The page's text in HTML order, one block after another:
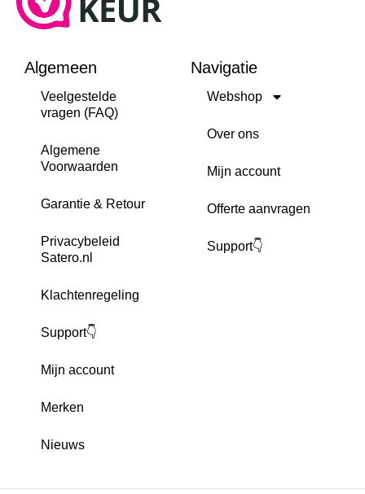
Algemeen
Veelgestelde
vragen (FAQ)
Algemene
Voorwaarden
Garantie & Retour
Privacybeleid
Satero.nl
Klachtenregeling
Support👇
Mijn account
Merken
Nieuws
Navigatie
Webshop
Over ons
Mijn account
Offerte aanvragen
Support👇